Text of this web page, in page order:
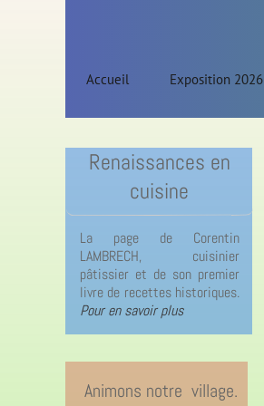
Accueil Exposition 2026
Renaissances en
cuisine
La page de Corentin
LAMBRECH, cuisinier
pâtissier et de son premier
livre de recettes historiques.
Pour en savoir plus
Animons notre village.